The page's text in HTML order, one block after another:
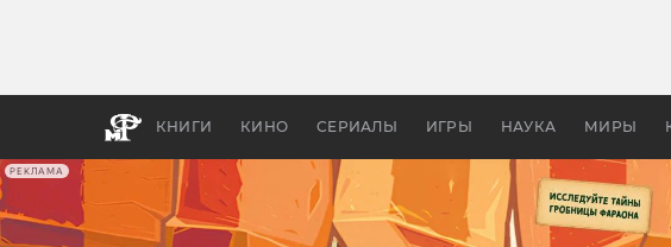
РЕКЛАМА
КНИГИ КИНО СЕРИАЛЫ ИГРЫ НАУКА МИРЫ
бы «Властелина